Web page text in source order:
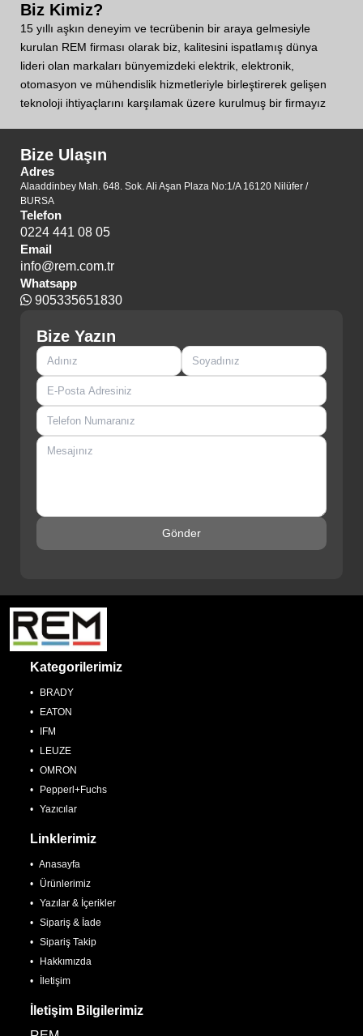
Biz Kimiz?
15 yıllı aşkın deneyim ve tecrübenin bir araya gelmesiyle
kurulan REM firması olarak biz, kalitesini ispatlamış dünya
lideri olan markaları bünyemizdeki elektrik, elektronik,
otomasyon ve mühendislik hizmetleriyle birleştirerek gelişen
teknoloji ihtiyaçlarını karşılamak üzere kurulmuş bir firmayız
Bize Ulaşın
Adres
Alaaddinbey Mah. 648. Sok. Ali Aşan Plaza No:1/A 16120 Nilüfer /
BURSA
Telefon
0224 441 08 05
Email
info@rem.com.tr
Whatsapp
905335651830
Bize Yazın
Gönder
Kategorilerimiz
BRADY
EATON
IFM
LEUZE
OMRON
Pepperl+Fuchs
Yazıcılar
Linklerimiz
Anasayfa
Ürünlerimiz
Yazılar & İçerikler
Sipariş & İade
Sipariş Takip
Hakkımızda
İletişim
İletişim Bilgilerimiz